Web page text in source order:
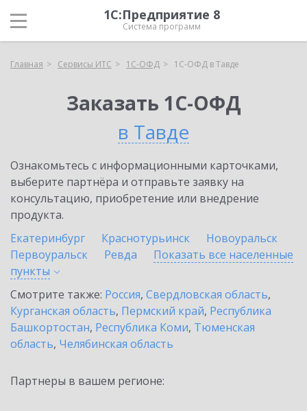
1С:Предприятие 8
Система программ
Главная Сервисы ИТС 1С-ОФД 1С-ОФД в Тавде
Заказать 1С-ОФД
в Тавде
Ознакомьтесь с информационными карточками,
выберите партнёра и отправьте заявку на
консультацию, приобретение или внедрение
продукта.
Екатеринбург
Краснотурьинск
Новоуральск
Первоуральск
Ревда
Показать все населенные
пункты
Смотрите также: Россия, Свердловская область,
Курганская область, Пермский край, Республика
Башкортостан, Республика Коми, Тюменская
область, Челябинская область
Партнеры в вашем регионе: